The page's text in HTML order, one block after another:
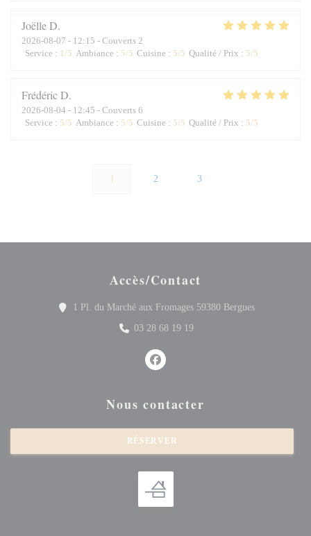
JoëlleD
2026-08-07 - 12:15 - Couverts 2
Service : 1 /5 Ambiance : 5/5 Cuisine : 5/5 Qualité / Prix : 5/5
FrédéricD
2026-08-04 - 12:45 - Couverts 6
Service : 5/5 Ambiance : 5/5 Cuisine : 5/5 Qualité / Prix : 5/5
2 3
Accès/Contact
1 Pl. du Marché aux Fromages 59380 Bergues((ouvre une
03 28 68 19 19
Facebook ((ouvre une nouvelle
Nous contacter
RÉSERVER